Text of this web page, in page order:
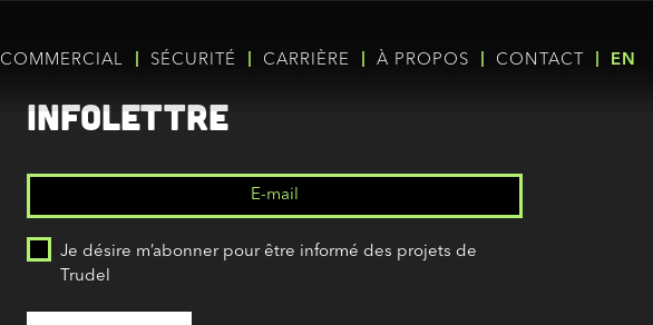
COMMERCIAL SÉCURITÉ CARRIÈRE À PROPOS CONTACT EN
Infolettre
(Nécessaire)
Je désire m’abonner pour être informé des projets de
Trudel